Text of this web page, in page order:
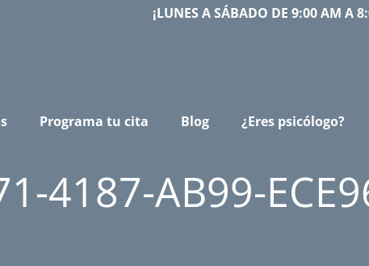
¡LUNES A SÁBADO DE 9:00 AM A
Programa tu cita Blog ¿Eres psicólogo?
4187-AB99-